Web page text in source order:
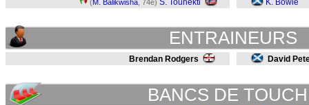
(M. Balikwisha , 74e) S. Tounekti K. Bowie
ENTRAINEURS
Brendan Rodgers David
BANCS DE